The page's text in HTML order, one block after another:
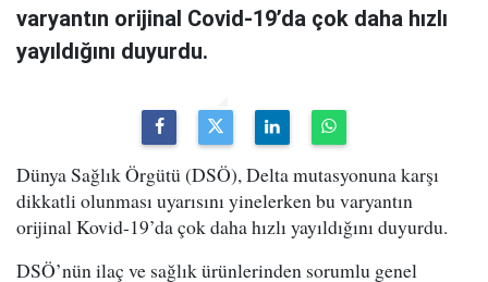
varyantın orijinal Covid-19’da çok daha hızlı
yayıldığını duyurdu.
Dünya Sağlık Örgütü (DSÖ), Delta mutasyonuna karşı
dikkatli olunması uyarısını yinelerken bu varyantın
orijinal Kovid-19’da çok daha hızlı yayıldığını duyurdu.
DSÖ’nün ilaç ve sağlık ürünlerinden sorumlu genel